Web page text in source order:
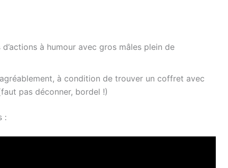
à humour avec gros mâles plein de
à condition de trouver un coffret avec
pas déconner, bordel !)
: